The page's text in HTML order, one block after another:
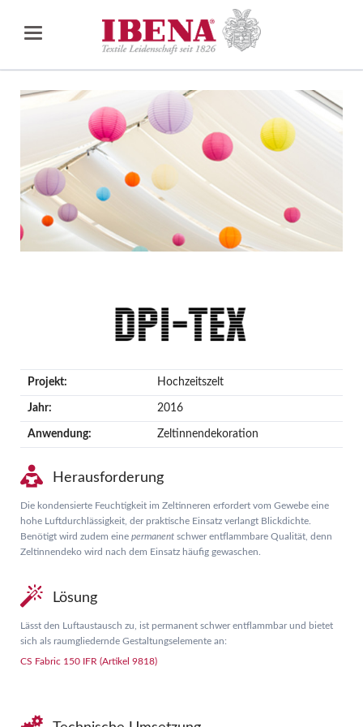
Projekt: Hochzeitszelt
Jahr: 2016
Anwendung: Zeltinnendekoration
Herausforderung
Die kondensierte Feuchtigkeit im Zeltinneren erfordert vom Gewebe eine
hohe Luftdurchlässigkeit, der praktische Einsatz verlangt Blickdichte.
Benötigt wird zudem eine permanentschwer entflammbare Qualität, denn
Zeltinnendeko wird nach dem Einsatz häufig gewaschen.
Lösung
Lässt den Luftaustausch zu, ist permanent schwer entflammbar und bietet
sich als raumgliedernde Gestaltungselemente an:
CS Fabric 150 IFR (Artikel 9818)